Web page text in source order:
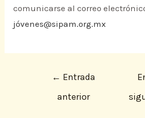
comunicarse al correo
jóvenes@sipam.org.mx
← Entrada
anterior